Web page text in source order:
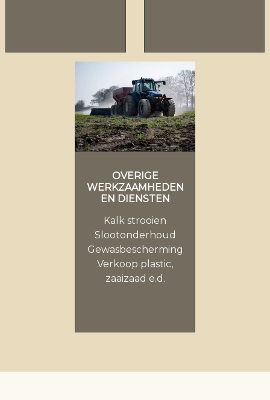
OVERIGE
WERKZAAMHEDEN
EN DIENSTEN
Kalk strooien
Slootonderhoud
Gewasbescherming
Verkoop plastic,
zaaizaad e.d.